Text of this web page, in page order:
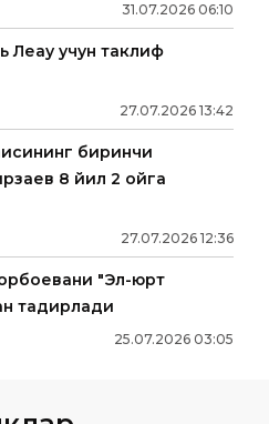
31.07.2026 06:10
Леау учун таклиф
27.07.2026 13:42
биринчи
8 йил 2 ойга
27.07.2026 12:36
"Эл-юрт
тақдирлади
25.07.2026 03:05